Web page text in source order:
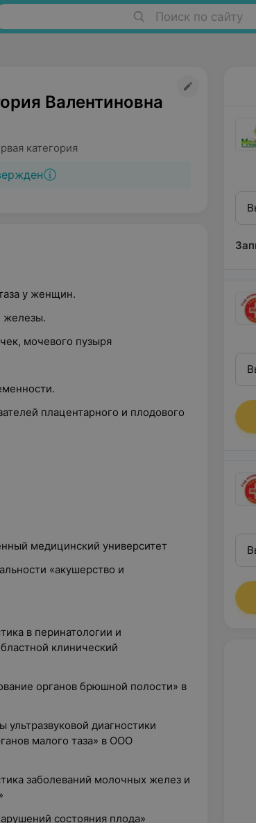
Поиск по сайту
Валентиновна
категория
у женщин.
железы.
мочевого пузыря
плацентарного и плодового
медицинский университет
«акушерство и
в перинатологии и
клинический
органов брюшной полости» в
диагностики
малого таза» в ООО
заболеваний молочных желез и
состояния плода»